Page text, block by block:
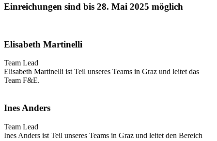
Einreichungen sind bis 28. Mai 2025 möglich
Elisabeth Martinelli
Team Lead
Elisabeth Martinelli ist Teil unseres Teams in Graz und leitet das
Team F&E.
Ines Anders
Team Lead
Ines Anders ist Teil unseres Teams in Graz und leitet den Bereich